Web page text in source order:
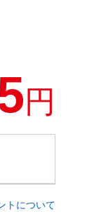
円
トについて